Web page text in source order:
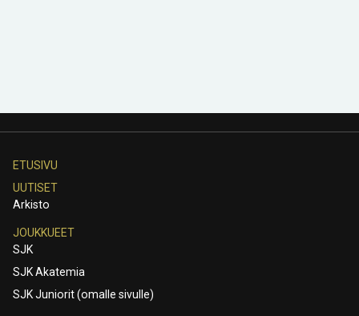
ETUSIVU
UUTISET
Arkisto
JOUKKUEET
SJK
SJK Akatemia
SJK Juniorit (omalle sivulle)